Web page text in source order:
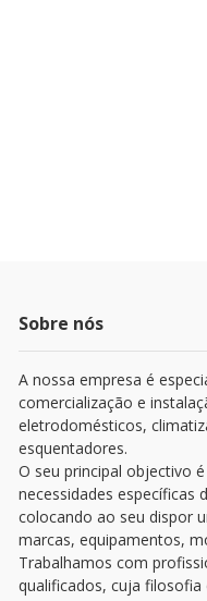
Sobre nós
A nossa empresa é
comercialização e
eletrodomésticos,
esquentadores.
O seu principal objectivo
necessidades específicas
colocando ao seu dispor
marcas, equipamentos,
Trabalhamos com
qualificados, cuja filosofia